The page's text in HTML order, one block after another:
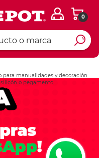
0
manualidades y decoración.
o pegamento.
Ingresar Codigo